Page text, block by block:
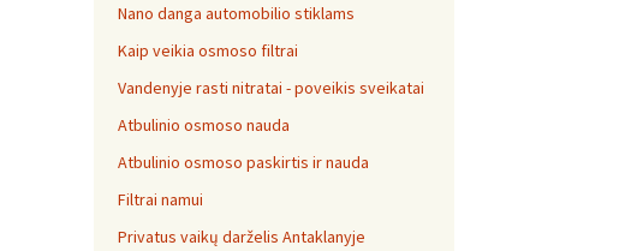
Nano danga automobilio stiklams
Kaip veikia osmoso filtrai
Vandenyje rasti nitratai - poveikis sveikatai
Atbulinio osmoso nauda
Atbulinio osmoso paskirtis ir nauda
Filtrai namui
Privatus vaikų darželis Antaklanyje